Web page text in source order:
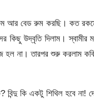
রুম আর বেড রুম করছি। কত
কিছু উদ্বৃতি দিলাম। স্বামীর
হল না। তারপর শুরু করলাম
বিন্দু কি একটু শিথিল হবে না!